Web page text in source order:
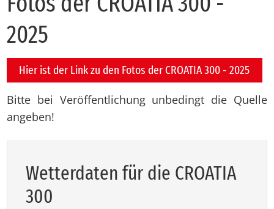
2025
Hier ist der Link zu den Fotos der CROATIA 300 - 2025
Bitte bei Veröffentlichung unbedingt die Quelle
angeben!
Wet­ter­da­ten für die CROA­TIA
300